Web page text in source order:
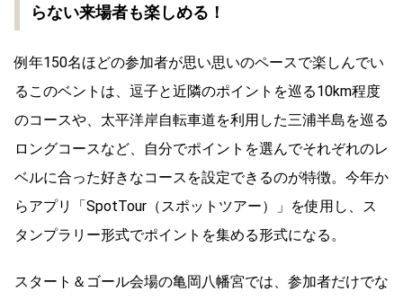
らない来場者も楽しめる！
例年150名ほどの参加者が思い思いのペースで楽しんでい
るこのベントは、逗子と近隣のポイントを巡る10km程度
のコースや、太平洋岸自転車道を利用した三浦半島を巡る
ロングコースなど、自分でポイントを選んでそれぞれのレ
ベルに合った好きなコースを設定できるのが特徴。今年か
らアプリ「SpotTour（スポットツアー）」を使用し、ス
タンプラリー形式でポイントを集める形式になる。
スタート＆ゴール会場の亀岡八幡宮では、参加者だけでな